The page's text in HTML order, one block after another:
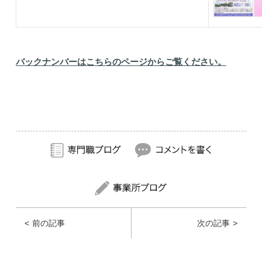
バックナンバーはこちらのページからご覧ください。
次の記事
前の記事